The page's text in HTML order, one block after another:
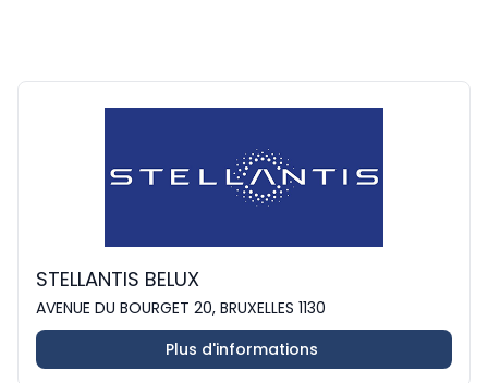
STELLANTIS BELUX
AVENUE DU BOURGET 20, BRUXELLES 1130
Plus d'informations